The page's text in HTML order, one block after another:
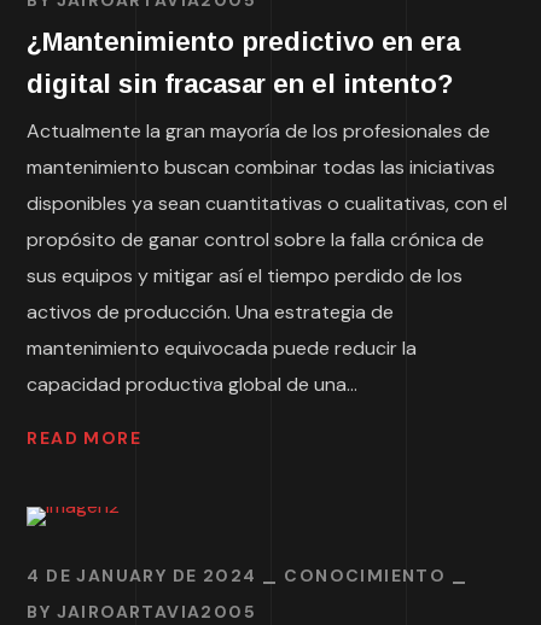
¿Mantenimiento predictivo en era
digital sin fracasar en el intento?
Actualmente la gran mayoría de los profesionales de
mantenimiento buscan combinar todas las iniciativas
disponibles ya sean cuantitativas o cualitativas, con el
propósito de ganar control sobre la falla crónica de
sus equipos y mitigar así el tiempo perdido de los
activos de producción. Una estrategia de
mantenimiento equivocada puede reducir la
capacidad productiva global de una...
READ MORE
4 DE JANUARY DE 2024
CONOCIMIENTO
BY JAIROARTAVIA2005